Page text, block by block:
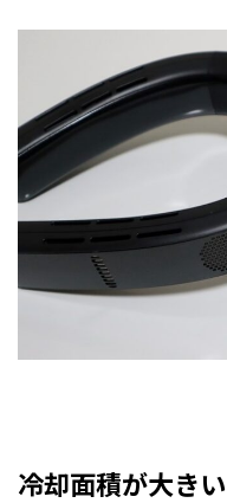
冷却面積が大きい